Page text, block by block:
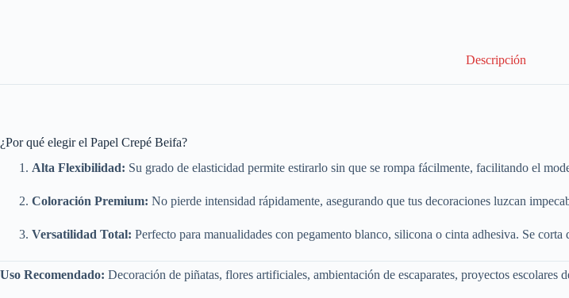
Descripción
¿Por qué elegir el Papel Crepé Beifa?
Alta Flexibilidad: Su grado de elasticidad permite estirarlo sin que se rompa fácilmente, facilitando el
Coloración Premium: No pierde intensidad rápidamente, asegurando que tus decoraciones luzcan
Versatilidad Total: Perfecto para manualidades con pegamento blanco, silicona o cinta adhesiva. Se
Uso Recomendado: Decoración de piñatas, flores artificiales, ambientación de escaparates, proyectos escolares